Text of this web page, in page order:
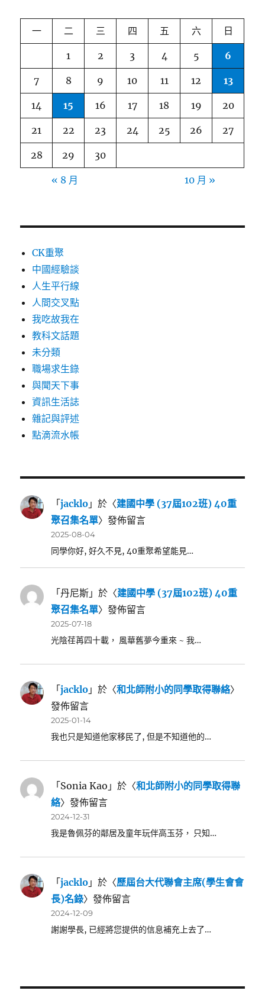
一 二 三 四 五 六 日
1 2 3 4 5 6
7 8 9 10 11 12 13
14 15 16 17 18 19 20
21 22 23 24 25 26 27
28 29 30
« 8 月 10 月 »
CK重聚
中國經驗談
人生平行線
人間交叉點
我吃故我在
教科文話題
未分類
職場求生錄
與聞天下事
資訊生活誌
雜記與評述
點滴流水帳
「jacklo 」於〈建國中學 (37屆102班) 40重
聚召集名單〉發佈留言
2025-08-04
同學你好, 好久不見, 40重聚希望能見…
「丹尼斯 」於〈建國中學 (37屆102班) 40重
聚召集名單〉發佈留言
2025-07-18
光陰荏苒四十載， 風華舊夢今重來 ~ 我…
「jacklo 」於〈和北師附小的同學取得聯絡〉
發佈留言
2025-01-14
我也只是知道他家移民了, 但是不知道他的…
「Sonia Kao 」於〈和北師附小的同學取得聯
絡〉發佈留言
2024-12-31
我是魯佩芬的鄰居及童年玩伴高玉芬， 只知…
「jacklo 」於〈歷屆台大代聯會主席(學生會會
長)名錄〉發佈留言
2024-12-09
謝謝學長, 已經將您提供的信息補充上去了…